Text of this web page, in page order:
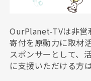
OurPlanet-TVは非営
寄付を原動力に取材
スポンサーとして、
に支援いただける方